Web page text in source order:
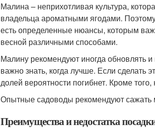
Малина – неприхотливая культура,
владельца ароматными ягодами.
есть определенные нюансы, которым
весной различными способами.
Малину рекомендуют иногда обновлять
важно знать, когда лучше. Если сделать
долей вероятности погибнет. Кроме
Опытные садоводы рекомендуют сажать
Преимущества и недостатка